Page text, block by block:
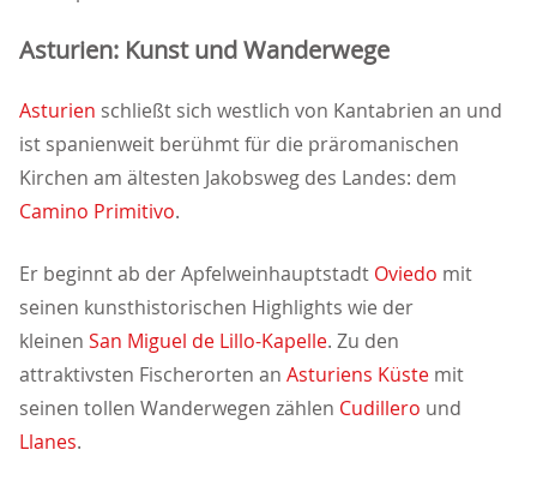
Asturien: Kunst und Wanderwege
Asturien schließt sich westlich von Kantabrien an und
ist spanienweit berühmt für die präromanischen
Kirchen am ältesten Jakobsweg des Landes: dem
Camino Primitivo.
Er beginnt ab der Apfelweinhauptstadt Oviedo mit
seinen kunsthistorischen Highlights wie der
kleinen San Miguel de Lillo-Kapelle. Zu den
attraktivsten Fischerorten an Asturiens Küste mit
seinen tollen Wanderwegen zählen Cudillero und
Llanes.